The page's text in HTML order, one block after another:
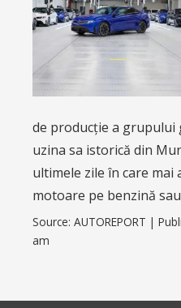
de producție a
uzina sa istorică din
ultimele zile în care mai
motoare pe benzină
Source: AUTOREPORT |
am